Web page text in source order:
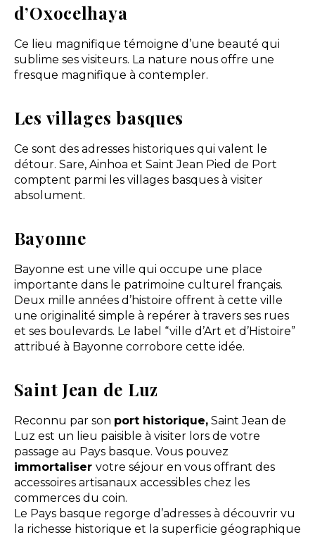
d’Oxocelhaya
Ce lieu magnifique témoigne d’une beauté qui
sublime ses visiteurs. La nature nous offre une
fresque magnifique à contempler.
Les villages basques
Ce sont des adresses historiques qui valent le
détour. Sare, Ainhoa et Saint Jean Pied de Port
comptent parmi les villages basques à visiter
absolument.
Bayonne
Bayonne est une ville qui occupe une place
importante dans le patrimoine culturel français.
Deux mille années d’histoire offrent à cette ville
une originalité simple à repérer à travers ses rues
et ses boulevards. Le label “ville d’Art et d’Histoire”
attribué à Bayonne corrobore cette idée.
Saint Jean de Luz
Reconnu par son port historique,Saint Jean de
Luz est un lieu paisible à visiter lors de votre
passage au Pays basque. Vous pouvez
immortaliser votre séjour en vous offrant des
accessoires artisanaux accessibles chez les
commerces du coin.
Le Pays basque regorge d’adresses à découvrir vu
la richesse historique et la superficie géographique